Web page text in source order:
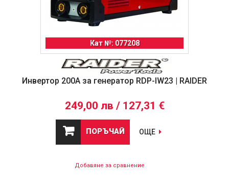
Кат №: 077208
Инвертор 200A за генератор RDP-IW23 | RAIDER
249,00 лв / 127,31 €
ПОРЪЧАЙ ОЩЕ
Добавяне за сравнение